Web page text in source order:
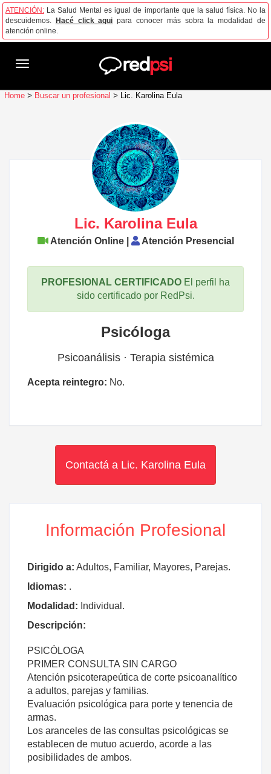
ATENCIÓN: La Salud Mental es igual de importante que la salud física. No la
descuidemos.
Hacé click aqui para conocer más sobra la modalidad de
atención online.
Toggle
Home > Buscar un profesional > Lic. Karolina Eula
Lic. Karolina Eula
Atención Online | Atención Presencial
PROFESIONAL CERTIFICADO El perfil ha
sido certificado por RedPsi.
Psicóloga
Psicoanálisis · Terapia sistémica
Acepta reintegro: No.
Contactá a Lic. Karolina Eula
Información Profesional
Dirigido a: Adultos, Familiar, Mayores, Parejas.
Idiomas: .
Modalidad: Individual.
Descripción:
PSICÓLOGA
PRIMER CONSULTA SIN CARGO
Atención psicoterapeútica de corte psicoanalítico
a adultos, parejas y familias.
Evaluación psicológica para porte y tenencia de
armas.
Los aranceles de las consultas psicológicas se
establecen de mutuo acuerdo, acorde a las
posibilidades de ambos.